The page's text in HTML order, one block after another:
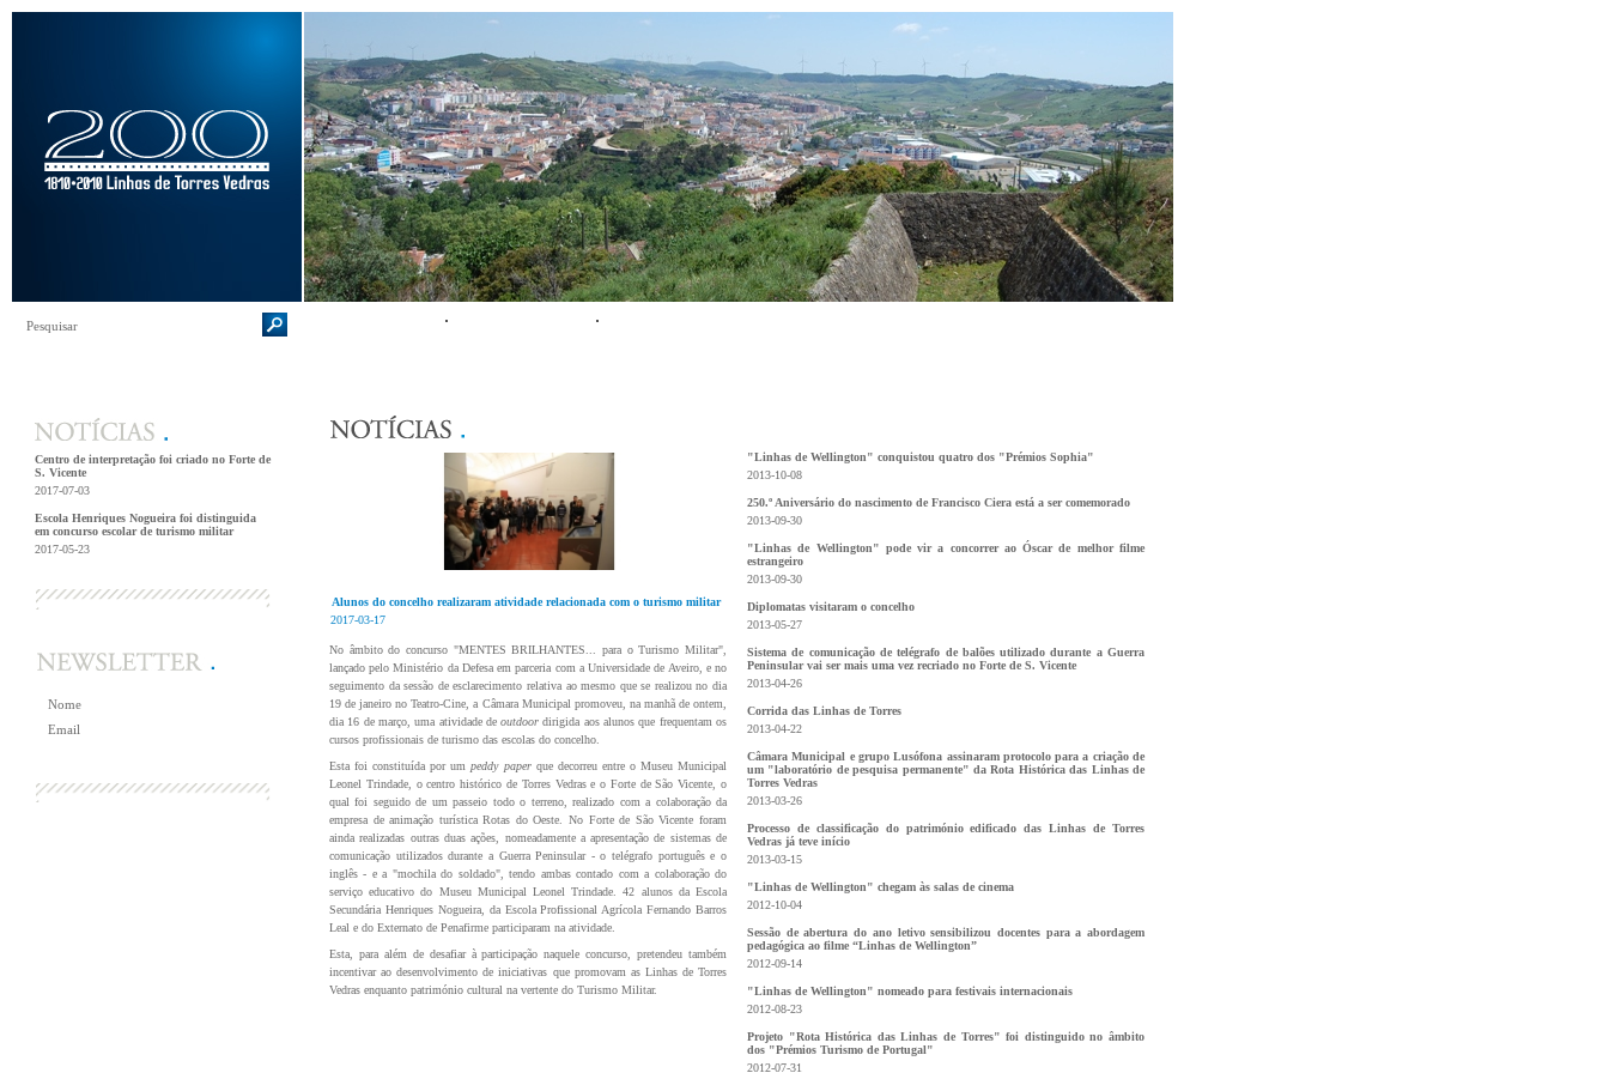
Centro de interpretação foi criado no Forte de
S. Vicente
2017-07-03
Escola Henriques Nogueira foi distinguida
em concurso escolar de turismo militar
2017-05-23
Alunos do concelho realizaram atividade relacionada com o turismo militar
2017-03-17
No âmbito do concurso "MENTES BRILHANTES... para o Turismo Militar",
lançado pelo Ministério da Defesa em parceria com a Universidade de Aveiro, e no
seguimento da sessão de esclarecimento relativa ao mesmo que se realizou no dia
19 de janeiro no Teatro-Cine, a Câmara Municipal promoveu, na manhã de ontem,
dia 16 de março, uma atividade deoutdoor dirigida aos alunos que frequentam os
cursos profissionais de turismo das escolas do concelho.
Esta foi constituída por umpeddy paperque decorreu entre o Museu Municipal
Leonel Trindade, o centro histórico de Torres Vedras e o Forte de São Vicente, o
qual foi seguido de um passeio todo o terreno, realizado com a colaboração da
empresa de animação turística Rotas do Oeste. No Forte de São Vicente foram
ainda realizadas outras duas ações, nomeadamente a apresentação de sistemas de
comunicação utilizados durante a Guerra Peninsular - o telégrafo português e o
inglês - e a "mochila do soldado", tendo ambas contado com a colaboração do
serviço educativo do Museu Municipal Leonel Trindade. 42 alunos da Escola
Secundária Henriques Nogueira, da Escola Profissional Agrícola Fernando Barros
Leal e do Externato de Penafirme participaram na atividade.
Esta, para além de desafiar à participação naquele concurso, pretendeu também
incentivar ao desenvolvimento de iniciativas que promovam as Linhas de Torres
Vedras enquanto património cultural na vertente do Turismo Militar.
"Linhas de Wellington" conquistou quatro dos "Prémios Sophia"
2013-10-08
250.º Aniversário do nascimento de Francisco Ciera está a ser comemorado
2013-09-30
"Linhas de Wellington" pode vir a concorrer ao Óscar de melhor filme
estrangeiro
2013-09-30
Diplomatas visitaram o concelho
2013-05-27
Sistema de comunicação de telégrafo de balões utilizado durante a Guerra
Peninsular vai ser mais uma vez recriado no Forte de S. Vicente
2013-04-26
Corrida das Linhas de Torres
2013-04-22
Câmara Municipal e grupo Lusófona assinaram protocolo para a criação de
um "laboratório de pesquisa permanente" da Rota Histórica das Linhas de
Torres Vedras
2013-03-26
Processo de classificação do património edificado das Linhas de Torres
Vedras já teve início
2013-03-15
"Linhas de Wellington" chegam às salas de cinema
2012-10-04
Sessão de abertura do ano letivo sensibilizou docentes para a abordagem
pedagógica ao filme “Linhas de Wellington”
2012-09-14
"Linhas de Wellington" nomeado para festivais internacionais
2012-08-23
Projeto "Rota Histórica das Linhas de Torres" foi distinguido no âmbito
dos "Prémios Turismo de Portugal"
2012-07-31